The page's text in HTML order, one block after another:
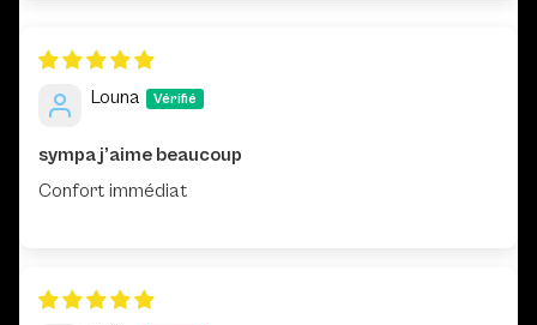
Louna
sympa j’aime beaucoup
Confort immédiat